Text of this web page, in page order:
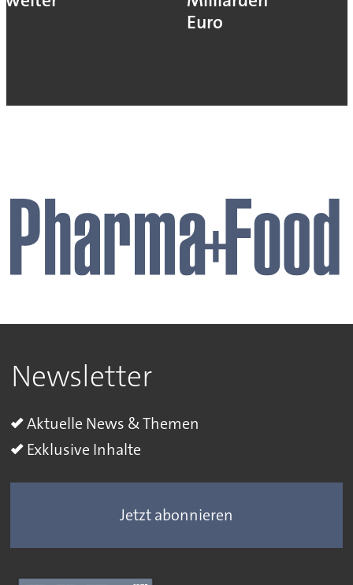
Euro
Newsletter
Aktuelle News & Themen
Exklusive Inhalte
Jetzt abonnieren